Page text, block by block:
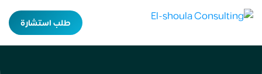
طلب استشارة